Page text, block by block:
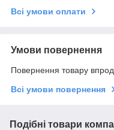
Всі умови оплати
Умови повернення
Повернення товару
Всі умови повернення
Подібні товари